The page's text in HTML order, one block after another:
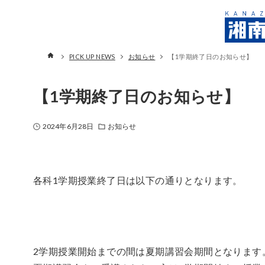
PICK UP NEWS お知らせ 【1学期終了日のお知らせ】
【1学期終了日のお知らせ】
2024年6月28日 お知らせ
各科1学期授業終了日は以下の通りとなります。
2学期授業開始までの間は夏期講習会期間となります